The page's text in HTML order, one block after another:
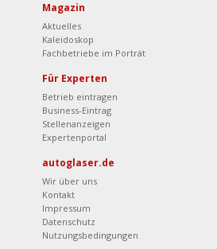
Magazin
Aktuelles
Kaleidoskop
Fachbetriebe im Porträt
Für Experten
Betrieb eintragen
Business-Eintrag
Stellenanzeigen
Expertenportal
autoglaser.de
Wir über uns
Kontakt
Impressum
Datenschutz
Nutzungsbedingungen